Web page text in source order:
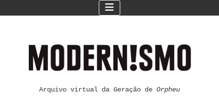
Arquivo virtual da Geração de Orpheu